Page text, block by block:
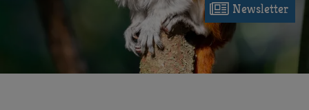
 Newsletter